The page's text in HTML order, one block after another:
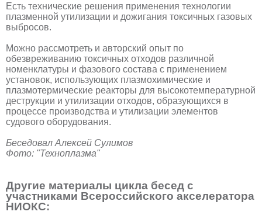
Есть технические решения применения технологии
плазменной утилизации и дожигания токсичных газовых
выбросов.
Можно рассмотреть и авторский опыт по
обезвреживанию токсичных отходов различной
номенклатуры и фазового состава с применением
установок, использующих плазмохимические и
плазмотермические реакторы для высокотемпературной
деструкции и утилизации отходов, образующихся в
процессе производства и утилизации элементов
судового оборудования.
Беседовал Алексей Сулимов
Фото: "Техноплазма"
Другие материалы цикла бесед с
участниками Всероссийского акселератора
НИОКС: